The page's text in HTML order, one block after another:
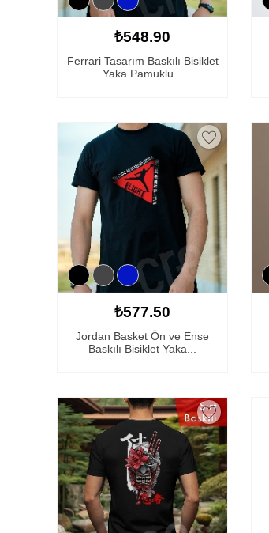
₺548.90
Ferrari Tasarım Baskılı Bisiklet
Yaka Pamuklu...
₺577.50
Jordan Basket Ön ve Ense
Baskılı Bisiklet Yaka...